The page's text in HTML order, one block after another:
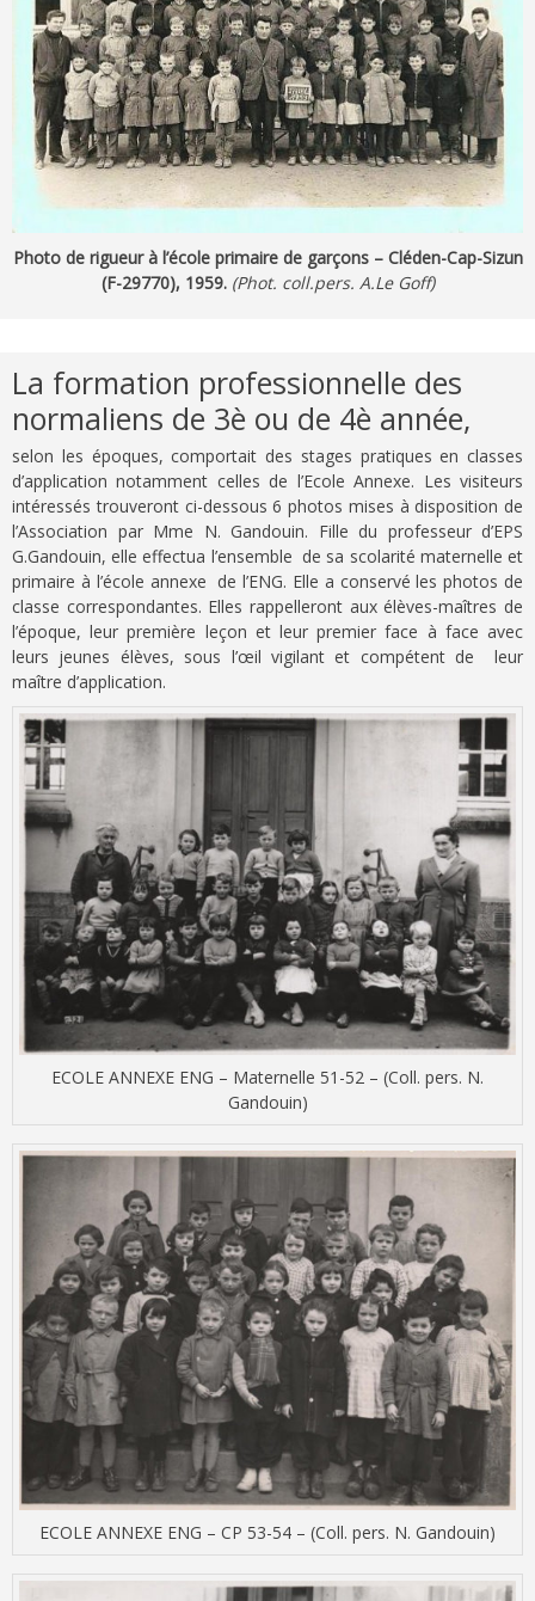
Photo de rigueur à l’école primaire de garçons – Cléden-Cap-Sizun
(F-29770), 1959. (Phot. coll.pers. A.Le Goff)
La formation professionnelle des
normaliens de 3è ou de 4è année,
selon les époques, comportait des stages pratiques en classes
d’application notamment celles de l’Ecole Annexe. Les visiteurs
intéressés trouveront ci-dessous 6 photos mises à disposition de
l’Association par Mme N. Gandouin. Fille du professeur d’EPS
G.Gandouin, elle effectua l’ensemble de sa scolarité maternelle et
primaire à l’école annexe de l’ENG. Elle a conservé les photos de
classe correspondantes. Elles rappelleront aux élèves-maîtres de
l’époque, leur première leçon et leur premier face à face avec
leurs jeunes élèves, sous l’œil vigilant et compétent de leur
maître d’application.
ECOLE ANNEXE ENG – Maternelle 51-52 – (Coll. pers. N.
Gandouin)
ECOLE ANNEXE ENG – CP 53-54 – (Coll. pers. N. Gandouin)